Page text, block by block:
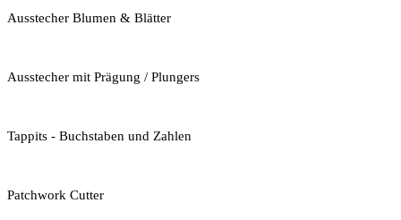
Ausstecher Blumen & Blätter
Ausstecher mit Prägung / Plungers
Tappits - Buchstaben und Zahlen
Patchwork Cutter